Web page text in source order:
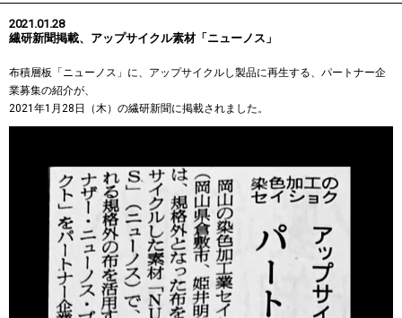
2021.01.28
繊研新聞掲載、アップサイクル素材「ニューノス」
布積層板「ニューノス」に、アップサイクルし製品に再生する、パートナー企
業募集の紹介が、
2021年1月28日（木）の繊研新聞に掲載されました。